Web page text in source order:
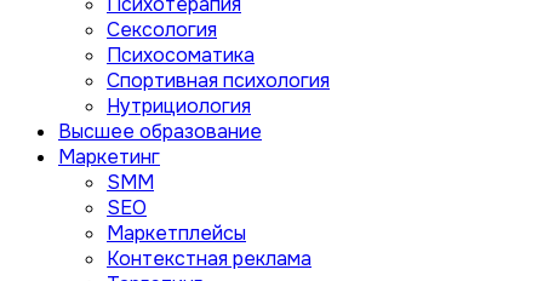
Сексология
Психосоматика
Спортивная психология
Нутрициология
Высшее образование
Маркетинг
SMM
SEO
Маркетплейсы
Контекстная реклама